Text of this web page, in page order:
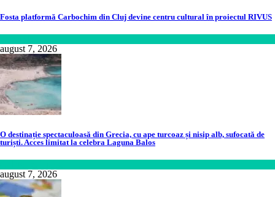
Fosta platformă Carbochim din Cluj devine centru cultural în proiectul RIVUS
august 7, 2026
O destinație spectaculoasă din Grecia, cu ape turcoaz și nisip alb, sufocată de
turiști. Acces limitat la celebra Laguna Balos
august 7, 2026